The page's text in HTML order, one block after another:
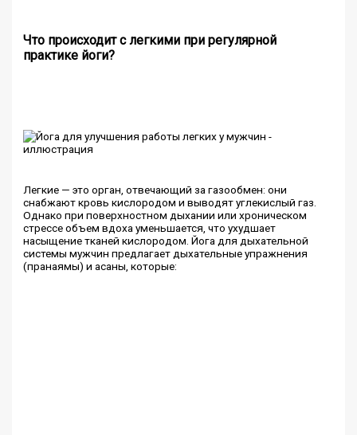
Что происходит с легкими при регулярной
практике йоги?
Легкие — это орган, отвечающий за газообмен: они
снабжают кровь кислородом и выводят углекислый газ.
Однако при поверхностном дыхании или хроническом
стрессе объем вдоха уменьшается, что ухудшает
насыщение тканей кислородом. Йога для дыхательной
системы мужчин предлагает дыхательные упражнения
(пранаямы) и асаны, которые: